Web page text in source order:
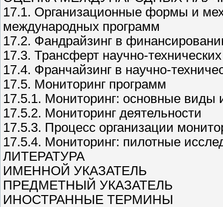
17.1. Организационные формы и
международных программ
17.2. Фандрайзинг в
17.3. Трансферт научно-технических
17.4. Франчайзинг в научно-
17.5. Мониторинг программ
17.5.1. Мониторинг: основные виды
17.5.2. Мониторинг деятельности
17.5.3. Процесс организации
17.5.4. Мониторинг: пилотные
ЛИТЕРАТУРА
ИМЕННОЙ УКАЗАТЕЛЬ
ПРЕДМЕТНЫЙ УКАЗАТЕЛЬ
ИНОСТРАННЫЕ ТЕРМИНЫ